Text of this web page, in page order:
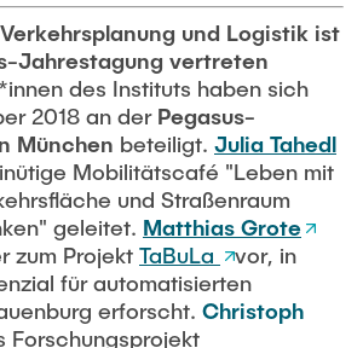
und Logistik ist
Jahrestagung vertreten
des Instituts haben sich
2018 an der Pegasus-
München beteiligt. Julia Tahedl
Mobilitätscafé "Leben mit
und Straßenraum
geleitet. Matthias Grote
zum Projekt TaBuLa
vor, in
für automatisierten
erforscht. Christoph
Forschungsprojekt